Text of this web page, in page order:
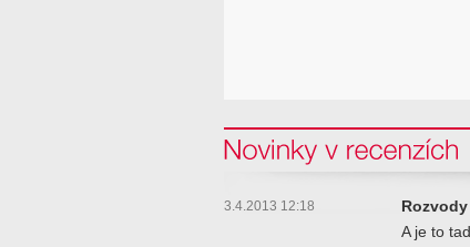
Novinky v recenzi
3.4.2013 12:18
Rozvody
A je to